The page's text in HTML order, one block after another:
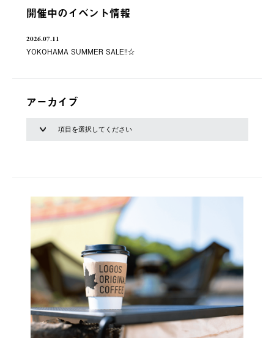
開催中のイベント情報
2026.07.11
YOKOHAMA SUMMER SALE!!☆
アーカイブ